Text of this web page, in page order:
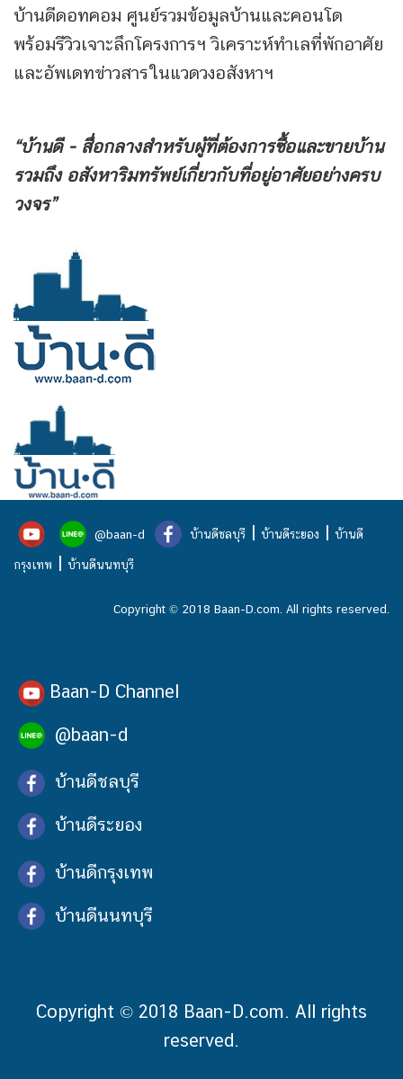
บ้านดีดอทคอม ศูนย์รวมข้อมูลบ้านและคอนโด
พร้อมรีวิวเจาะลึกโครงการฯ วิเคราะห์ทำเลที่พักอาศัย
และอัพเดทข่าวสารในแวดวงอสังหาฯ
“บ้านดี - สื่อกลางสำหรับผู้ที่ต้องการซื้อและขายบ้าน
รวมถึง อสังหาริมทรัพย์เกี่ยวกับที่อยู่อาศัยอย่างครบ
วงจร”
@baan-d บ้านดีชลบุรี | บ้านดีระยอง | บ้านดี
กรุงเทพ | บ้านดีนนทบุรี
Copyright © 2018 Baan-D.com. All rights reserved.
Baan-D Channel
@baan-d
บ้านดีชลบุรี
บ้านดีระยอง
บ้านดีกรุงเทพ
บ้านดีนนทบุรี
Copyright © 2018 Baan-D.com. All rights
reserved.